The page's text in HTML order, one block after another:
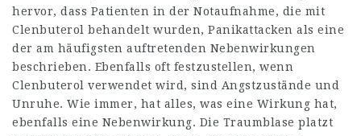
hervor, dass Patienten in der Notaufnahme, die mit
Clenbuterol behandelt wurden, Panikattacken als eine
der am häufigsten auftretenden Nebenwirkungen
beschrieben. Ebenfalls oft festzustellen, wenn
Clenbuterol verwendet wird, sind Angstzustände und
Unruhe. Wie immer, hat alles, was eine Wirkung hat,
ebenfalls eine Nebenwirkung. Die Traumblase platzt